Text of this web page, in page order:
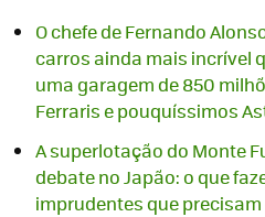
O chefe de Fernando
carros ainda mais incrível
uma garagem de 850
Ferraris e pouquíssimos
A superlotação do Monte
debate no Japão: o que
imprudentes que